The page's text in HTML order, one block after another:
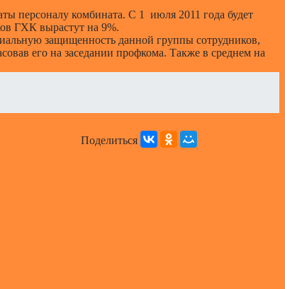
персоналу комбината. С 1 июля 2011 года будет
ГХК вырастут на 9%.
защищенность данной группы сотрудников,
его на заседании профкома. Также в среднем на
Поделиться